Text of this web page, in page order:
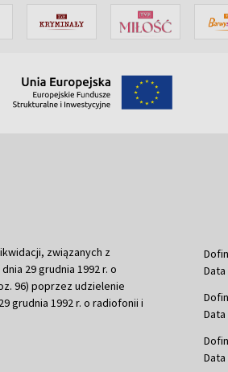
związanych z
29 grudnia 1992 r. o
96) poprzez udzielenie
grudnia 1992 r. o radiofonii i
Data
Data